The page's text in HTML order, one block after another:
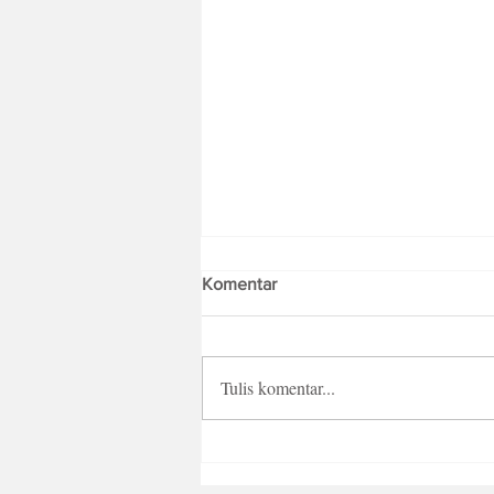
Komentar
Tulis komentar...